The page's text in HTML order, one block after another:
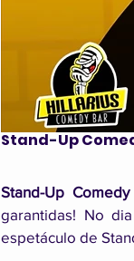
Stand-Up
Stand-Up
garantidas! No
espetáculo de